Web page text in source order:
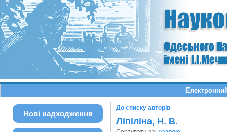
Нові надходження
До списку авторів
Ліпіліна, Н. В.